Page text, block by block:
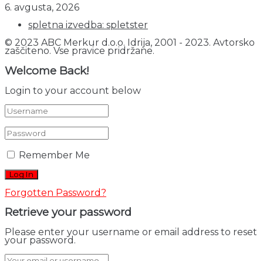
6. avgusta, 2026
spletna izvedba: spletster
© 2023 ABC Merkur d.o.o. Idrija, 2001 - 2023. Avtorsko
zaščiteno. Vse pravice pridržane.
Welcome Back!
Login to your account below
Remember Me
Forgotten Password?
Retrieve your password
Please enter your username or email address to reset
your password.